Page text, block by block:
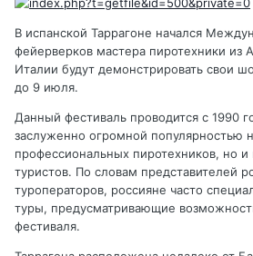
В испанской Таррагоне начался
фейерверков мастера пиротехники из
Италии будут демонстрировать свои
до 9 июля.
Данный фестиваль проводится с 1990
заслуженно огромной популярностью
профессиональных пиротехников, но
туристов. По словам представителей
туроператоров, россияне часто
туры, предусматривающие
фестиваля.